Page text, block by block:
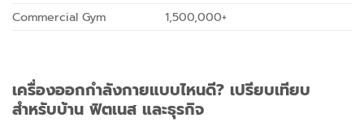
Commercial Gym
1,500,000+
เครื่องออกกำลังกายแบบไหนดี? เปรียบเทียบ
สำหรับบ้าน ฟิตเนส และธุรกิจ